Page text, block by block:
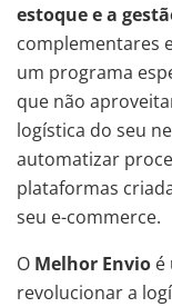
estoque e a
complementares
um programa
que não
logística do seu
automatizar
plataformas
seu e-commerce.
O Melhor Envio é
revolucionar a